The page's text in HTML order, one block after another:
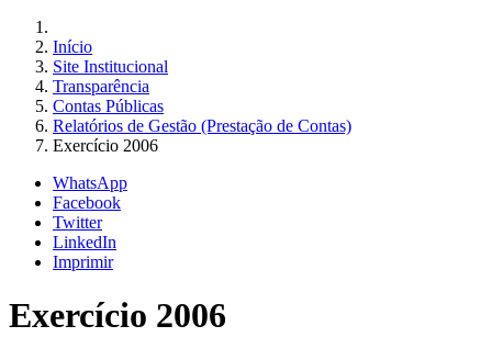
Início
Site Institucional
Transparência
Contas Públicas
Relatórios de Gestão (Prestação de Contas)
Exercício 2006
WhatsApp
Facebook
Twitter
LinkedIn
Imprimir
Exercício 2006